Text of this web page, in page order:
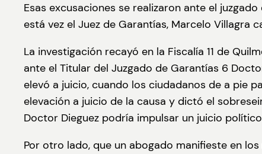
Esas excusaciones se realizaron ante el
está vez el Juez de Garantías, Marcelo Villagra
La investigación recayó en la Fiscalía 11 de
ante el Titular del Juzgado de Garantías 6
elevó a juicio, cuando los ciudadanos de a pie
elevación a juicio de la causa y dictó el
Doctor Dieguez podría impulsar un juicio
Por otro lado, que un abogado manifieste en